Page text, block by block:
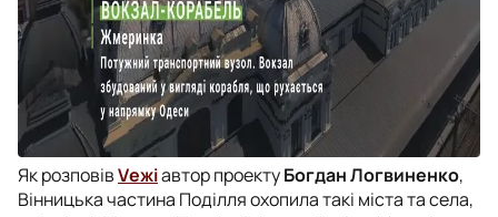
Як розповівVежіавтор проектуБогдан Логвиненко,
Вінницька частина Поділля охопила такі міста та села,